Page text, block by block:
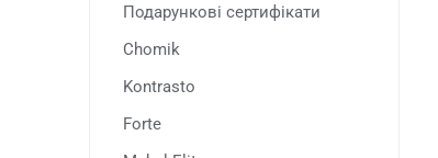
Подарункові сертифікати
Chomik
Kontrasto
Forte